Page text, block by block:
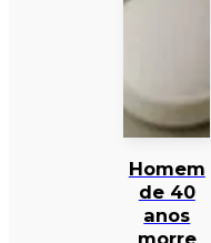
Homem
de 40
anos
morre